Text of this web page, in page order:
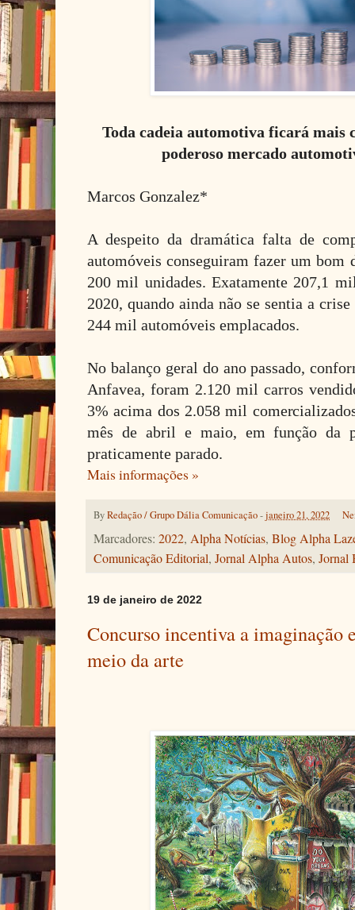
Toda cadeia automotiva ficará mais
poderoso mercado
Marcos Gonzalez*
A despeito da dramática falta de
automóveis conseguiram fazer um bom
200 mil unidades. Exatamente 207,1
2020, quando ainda não se sentia a
244 mil automóveis emplacados.
No balanço geral do ano passado,
Anfavea, foram 2.120 mil carros
3% acima dos 2.058 mil
mês de abril e maio, em função da
praticamente parado.
Mais informações »
ByRedação / Grupo Dália Comunicação-janeiro 21, 2022
Marcadores: 2022, Alpha Notícias, Blog Alpha
Comunicação Editorial, Jornal Alpha Autos, Jornal
19 de janeiro de 2022
Concurso incentiva a imaginação
meio da arte